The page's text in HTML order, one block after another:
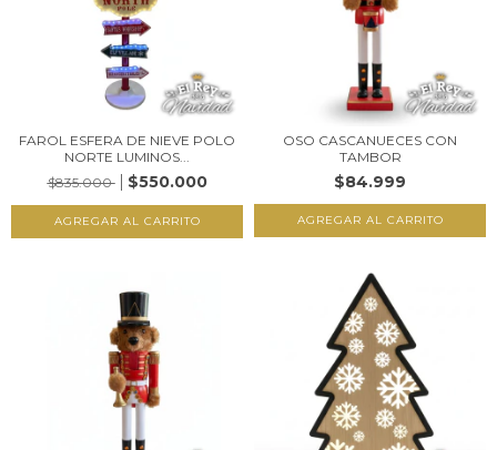
FAROL ESFERA DE NIEVE POLO
NORTE LUMINOS...
$835.000
$550.000
OSO CASCANUECES CON
TAMBOR
$84.999